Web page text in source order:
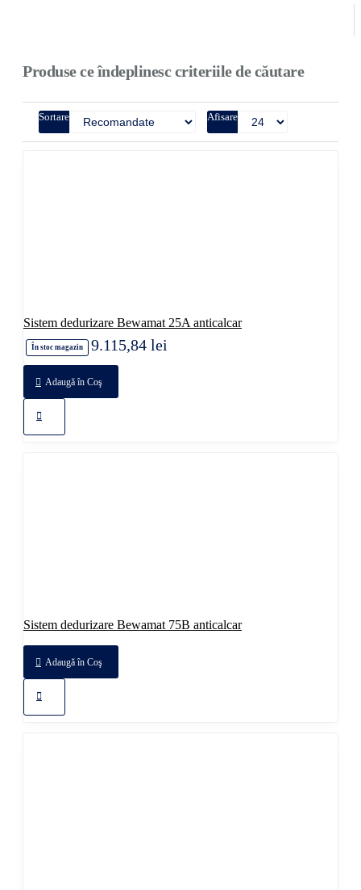
Produse ce îndeplinesc criteriile de căutare
Sortare Afisare
Sistem dedurizare Bewamat 25A anticalcar
În stoc magazin 9.115,84 lei
Adaugă în Coş
Sistem dedurizare Bewamat 75B anticalcar
Adaugă în Coş